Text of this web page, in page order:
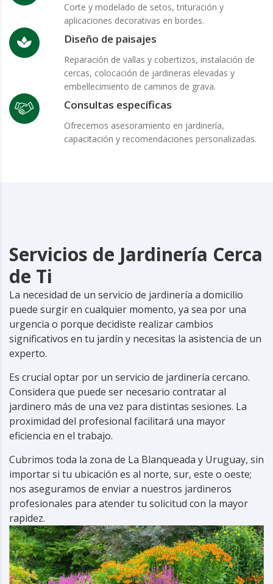
Corte y modelado de setos, trituración y
aplicaciones decorativas en bordes.
Diseño de paisajes
Reparación de vallas y cobertizos, instalación de
cercas, colocación de jardineras elevadas y
embellecimiento de caminos de grava.
Consultas específicas
Ofrecemos asesoramiento en jardinería,
capacitación y recomendaciones personalizadas.
Servicios de Jardinería Cerca
de Ti
La necesidad de un servicio de jardinería a domicilio
puede surgir en cualquier momento, ya sea por una
urgencia o porque decidiste realizar cambios
significativos en tu jardín y necesitas la asistencia de un
experto.
Es crucial optar por un servicio de jardinería cercano.
Considera que puede ser necesario contratar al
jardinero más de una vez para distintas sesiones. La
proximidad del profesional facilitará una mayor
eficiencia en el trabajo.
Cubrimos toda la zona de La Blanqueada y Uruguay, sin
importar si tu ubicación es al norte, sur, este o oeste;
nos aseguramos de enviar a nuestros jardineros
profesionales para atender tu solicitud con la mayor
rapidez.